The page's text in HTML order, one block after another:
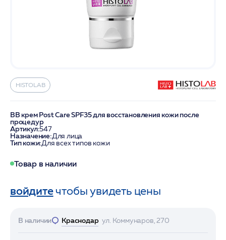
HISTOLAB
BB крем Post Care SPF35 для восстановления кожи после
процедур
Артикул:547
Назначение:Для лица
Тип кожи:Для всех типов кожи
Товар в наличии
войдитечтобы увидеть цены
В наличии Краснодар ул. Коммунаров, 270